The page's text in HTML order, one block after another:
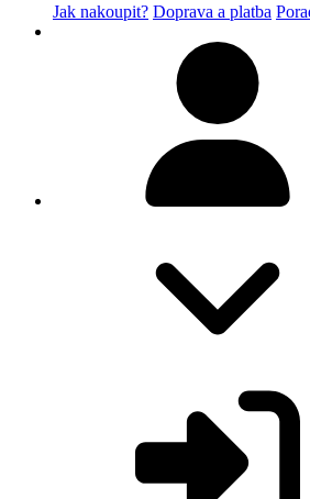
Jak nakoupit? Doprava a platba